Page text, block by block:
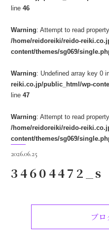
line46
Warning: Attempt to read
/home/reidoreiki/reido-
content/themes/sg069/
Warning: Undefined array key 0
reiki.co.jp/public_html/wp-
line47
Warning: Attempt to read
/home/reidoreiki/reido-
content/themes/sg069/
2026.06.25
34604472_s
ブ